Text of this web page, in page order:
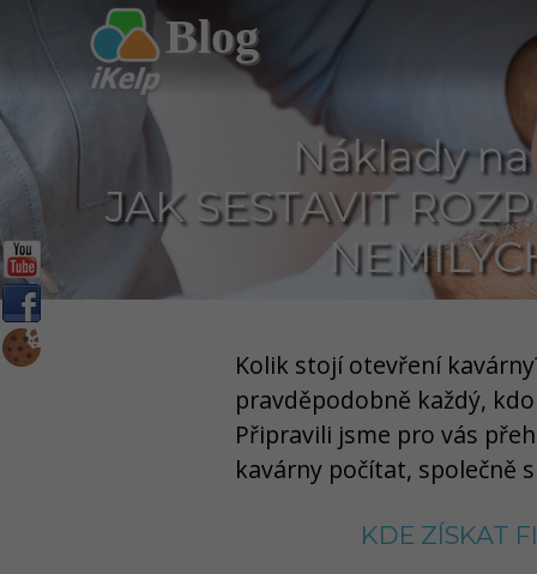
Blog
Náklady
JAK SESTAVIT
Kolik stojí otevření
pravděpodobně každý,
Připravili jsme pro vás
kavárny počítat, společně
KDE ZÍSKAT